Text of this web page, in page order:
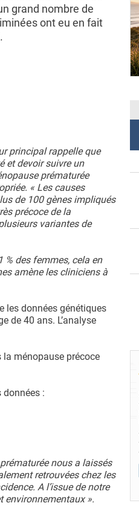
grand nombre de
ont eu en fait
principal rappelle que
et devoir suivre un
prématurée
« Les causes
de 100 gènes impliqués
précoce de la
variantes de
% des femmes, cela en
amène les cliniciens à
les données génétiques
de 40 ans. L’analyse
ménopause précoce
données :
nous a laissés
retrouvées chez les
A l’issue de notre
environnementaux ».